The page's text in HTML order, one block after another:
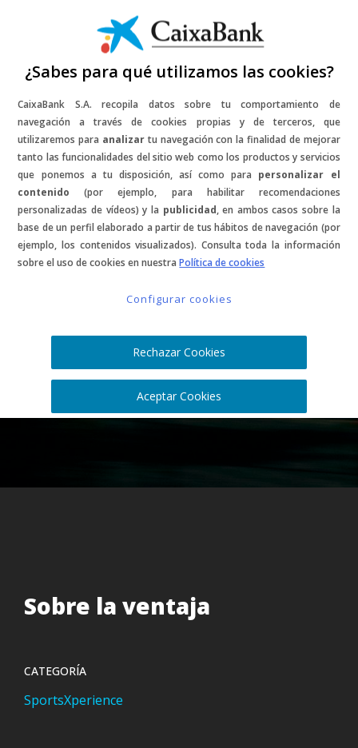
¿Sabes para qué utilizamos las cookies?
CaixaBank S.A. recopila datos sobre tu comportamiento de
navegación a través de cookies propias y de terceros, que
utilizaremos para analizar tu navegación con la finalidad de mejorar
tanto las funcionalidades del sitio web como los productos y servicios
que ponemos a tu disposición, así como para personalizar el
contenido (por ejemplo, para habilitar recomendaciones
personalizadas de vídeos) y la publicidad, en ambos casos sobre la
base de un perfil elaborado a partir de tus hábitos de navegación (por
ejemplo, los contenidos visualizados). Consulta toda la información
sobre el uso de cookies en nuestraPolítica de cookies
Configurar cookies
Rechazar Cookies
Aceptar Cookies
Sorteo de 2 entradas
para el
F1 Gran Premio de
España
- FINALIZADO -
Sobre la ventaja
CATEGORÍA
SportsXperience